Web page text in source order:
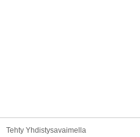
Tehty Yhdistysavaimella